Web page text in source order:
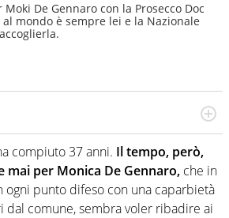
De Gennaro con la Prosecco Doc
mondo è sempre lei e la Nazionale
di traslare il glossario del calcio in
lui ne farebbe parte. Non si perde
né gli umori social del mondo delle
compiuto 37 anni. Il tempo, però,
mai per Monica De Gennaro, che in
ogni punto difeso con una caparbietà
dal comune, sembra voler ribadire ai